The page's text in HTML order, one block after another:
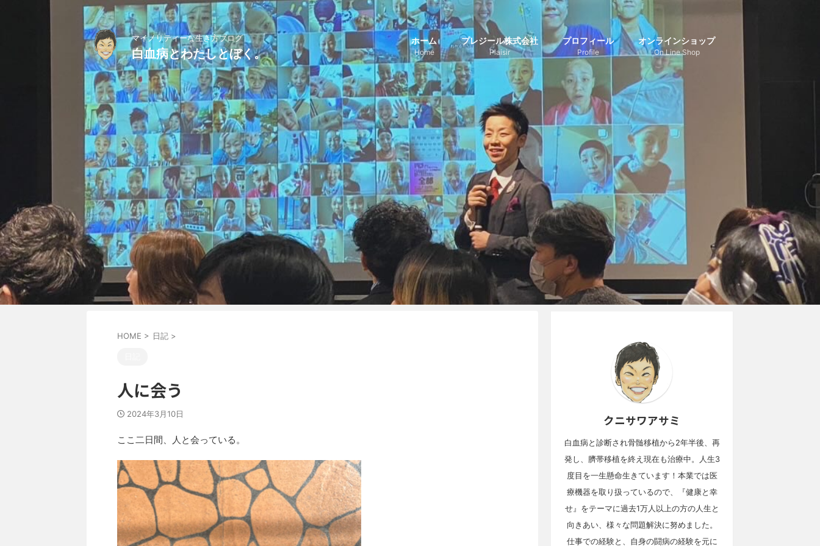
マイノリティーな生き方ブログ
白血病とわたしとぼく。
ホーム
Home
プレジール株式会社
Plaisir
プロフィール
Profile
オンラインショップ
On Line Shop
HOME > 日記 >
人に会う
2024年3月10日
ここ二日間、人と会っている。
クニサワアサミ
白血病と診断され骨髄移植から2年半後、再
発し、臍帯移植を終え現在も治療中。人生3
度目を一生懸命生きています！本業では医
療機器を取り扱っているので、『健康と幸
せ』をテーマに過去1万人以上の方の人生と
向きあい、様々な問題解決に努めました。
仕事での経験と、自身の闘病の経験を元に